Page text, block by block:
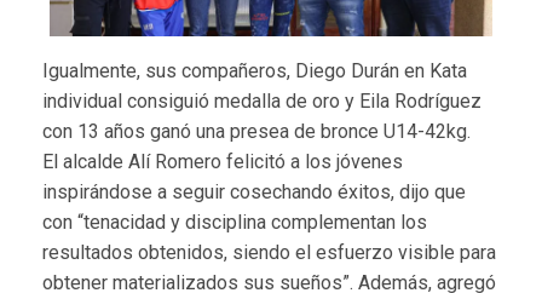
Igualmente, sus compañeros, Diego Durán en Kata
individual consiguió medalla de oro y Eila Rodríguez
con 13 años ganó una presea de bronce U14-42kg.
El alcalde Alí Romero felicitó a los jóvenes
inspirándose a seguir cosechando éxitos, dijo que
con “tenacidad y disciplina complementan los
resultados obtenidos, siendo el esfuerzo visible para
obtener materializados sus sueños”. Además, agregó